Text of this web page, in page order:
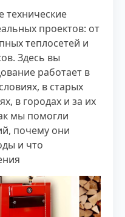
технические
проектов: от
теплосетей и
Здесь вы
работает в
в старых
в городах и за их
мы помогли
почему они
и что